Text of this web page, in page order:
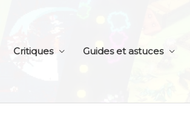
Critiques
Guides et astuces